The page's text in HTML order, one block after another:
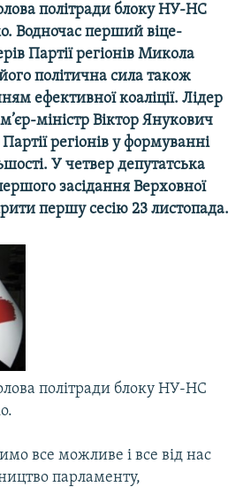
політради блоку НУ-НС
Водночас перший віце-
Партії регіонів Микола
політична сила також
ефективної коаліції. Лідер
міністр Віктор Янукович
регіонів у формуванні
У четвер депутатська
засідання Верховної
першу сесію 23 листопада.
політради блоку НУ-НС
все можливе і все від нас
парламенту,